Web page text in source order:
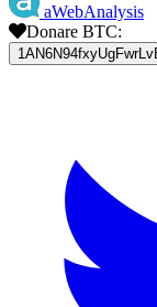
aWebAnalysis
Donare BTC: